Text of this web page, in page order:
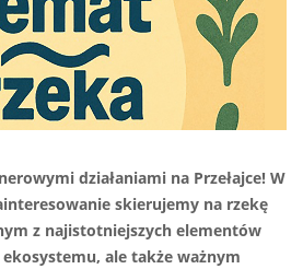
działaniami na Przełajce! W
skierujemy na rzekę
z najistotniejszych elementów
ale także ważnym